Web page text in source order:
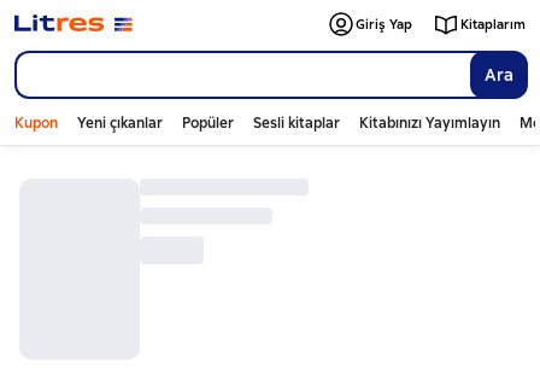
Ara
Giriş Yap Kitaplarım
Kupon Yeni çıkanlar Popüler Sesli kitaplar Kitabınızı Yayımlayın